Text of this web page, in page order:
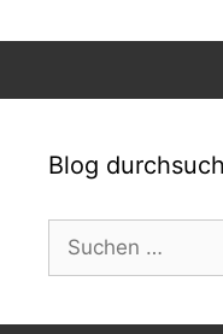
Blog
nach: